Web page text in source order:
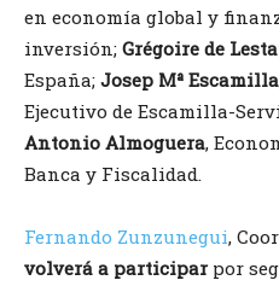
en economía global y
inversión; Grégoire de
España; Josep Mª Escamilla
Ejecutivo de Escamilla-
Antonio Almoguera,
Banca y Fiscalidad.
Fernando Zunzunegui,
volverá a participar por